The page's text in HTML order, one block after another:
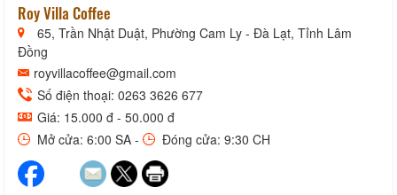
Roy Villa Coffee
65, Trần Nhật Duật, Phường Cam Ly - Đà Lạt, Tỉnh Lâm
Đồng
royvillacoffee@gmail.com
Số điện thoại: 0263 3626 677
Giá: 15.000 đ - 50.000 đ
Mở cửa: 6:00 SA -
Đóng cửa: 9:30 CH